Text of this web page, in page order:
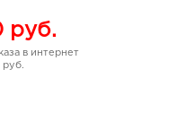
руб.
в интернет
руб.